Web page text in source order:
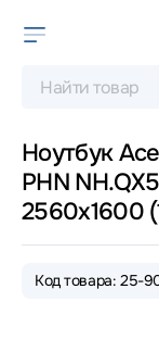
Ноутбук
PHN
2560x1600
Код товара: 25-